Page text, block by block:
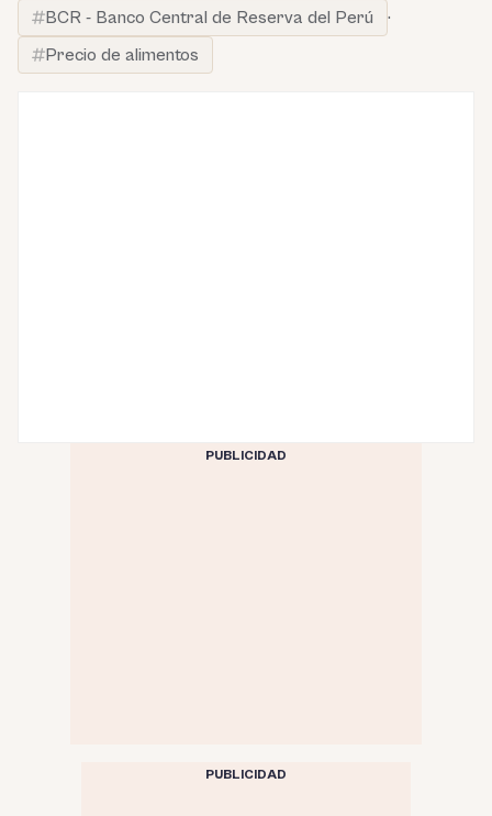
BCR - Banco Central de Reserva del Perú
·
Precio de alimentos
PUBLICIDAD
PUBLICIDAD